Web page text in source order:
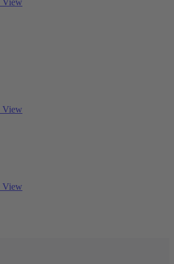
View
View
View